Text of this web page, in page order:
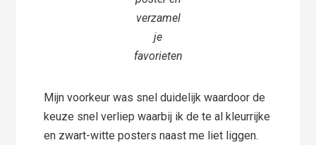
verzamel
je
favorieten
Mijn voorkeur was snel duidelijk waardoor de
keuze snel verliep waarbij ik de te al kleurrijke
en zwart-witte posters naast me liet liggen.